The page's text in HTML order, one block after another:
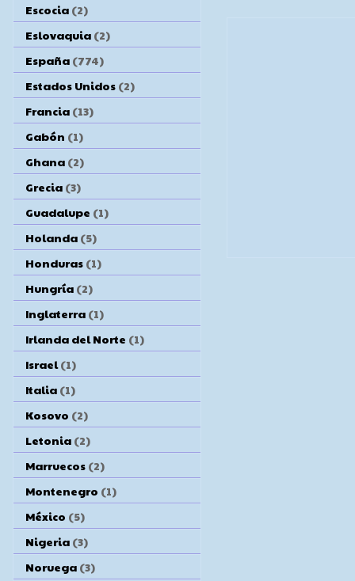
Escocia (2)
Eslovaquia (2)
España (774)
Estados Unidos (2)
Francia (13)
Gabón (1)
Ghana (2)
Grecia (3)
Guadalupe (1)
Holanda (5)
Honduras (1)
Hungría (2)
Inglaterra (1)
Irlanda del Norte (1)
Israel (1)
Italia (1)
Kosovo (2)
Letonia (2)
Marruecos (2)
Montenegro (1)
México (5)
Nigeria (3)
Noruega (3)